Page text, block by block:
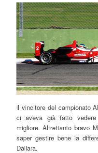
il vincitore del campionato
ci aveva già fatto
migliore. Altrettanto bravo
saper gestire bene la
Dallara.